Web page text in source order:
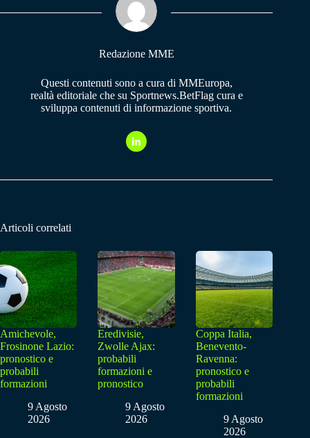
pp m
Redazione MME
Questi contenuti sono a cura di MMEuropa,
realtà editoriale che su Sportnews.BetFlag cura e
sviluppa contenuti di informazione sportiva.
Articoli correlati
Amichevole,
Frosinone Lazio:
pronostico e
probabili
formazioni
9 Agosto
2026
Eredivisie,
Zwolle Ajax:
probabili
formazioni e
pronostico
9 Agosto
2026
Coppa Italia,
Benevento-
Ravenna:
pronostico e
probabili
formazioni
9 Agosto
2026